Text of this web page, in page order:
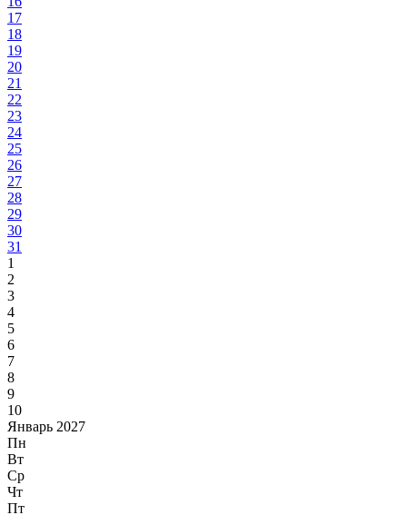
17
18
19
20
21
22
23
24
25
26
27
28
29
30
31
1
2
3
4
5
6
7
8
9
10
Январь 2027
Пн
Вт
Ср
Чт
Пт